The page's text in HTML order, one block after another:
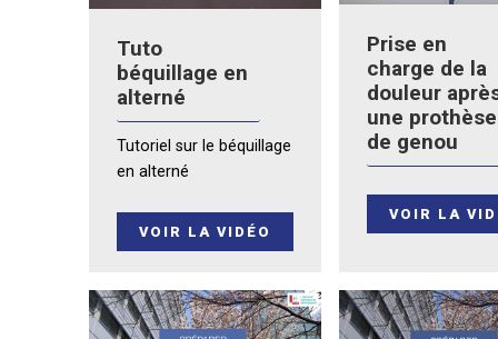
Tuto
béquillage en
alterné
Tutoriel sur le béquillage
en alterné
VOIR LA VIDÉO
Prise en
charge de la
douleur
une prothèse
de genou
VOIR LA